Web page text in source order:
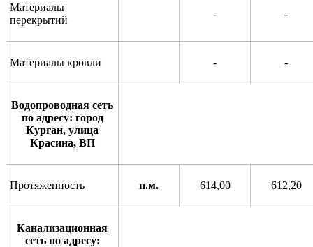
Материалы
перекрытий
- -
Материалы кровли - -
Водопроводная сеть
по адресу: город
Курган, улица
Красина, ВП
Протяженность п.м. 614,00 612,20
Канализационная
сеть по адресу: